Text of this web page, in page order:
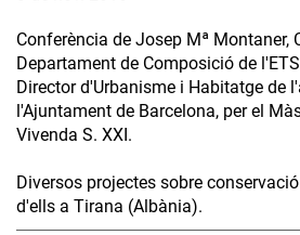
Conferència de Josep Mª Montaner,
Departament de Composició de
Director d'Urbanisme i Habitatge de
l'Ajuntament de Barcelona, per el
Vivenda S. XXI.
Diversos projectes sobre
d'ells a Tirana (Albània).